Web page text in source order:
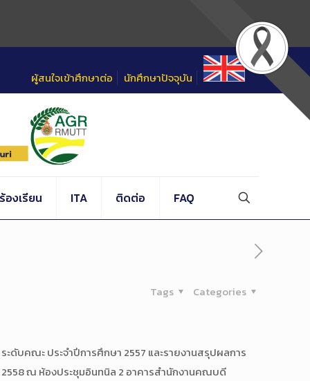
ผู้สนใจเข้าศึกษาต่อ นักศึกษาปัจจุบัน
องเรียน ITA ติดต่อ FAQ
Categories
Tags
ดับคณะ ประจำปีการศึกษา 2557 และรายงานสรุปผลการ
2558 ณ ห้องประชุมอินทนิล 2 อาคารสำนักงานคณบดี